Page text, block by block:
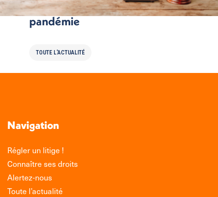
Surpoids et obésité, l’autre
pandémie
TOUTE L'ACTUALITÉ
Navigation
Régler un litige !
Connaître ses droits
Alertez-nous
Toute l’actualité